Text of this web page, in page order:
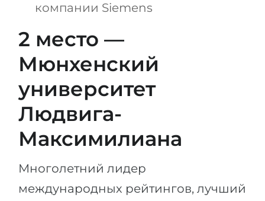
компании Siemens
2 место —
Мюнхенский
университет
Людвига-
Максимилиана
Многолетний лидер
международных рейтингов, лучший